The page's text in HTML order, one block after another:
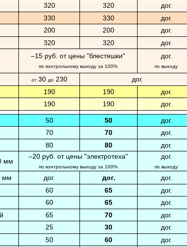
320 320
дог.
330 330
дог.
200 200
дог.
320 320
дог.
–15 руб. от цены "блестяшки"
по контрольному выходу за 100%
дог.
по выходу
от 30 до230
дог.
190 190
дог.
190 190 дог.
50 50
дог.
70 70
дог.
80 80 дог.
мм
–20 руб. от цены "электротеха"
по контрольному выходу за 100%
дог.
по выходу
мм дог. дог.
дог.
60 65
дог.
60 65
дог.
65 70
дог.
25 30
дог.
50 60
дог.